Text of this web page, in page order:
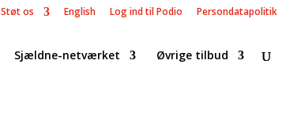
Støt os English Log ind til Podio Persondatapolitik
Sjældne-netværket Øvrige tilbud